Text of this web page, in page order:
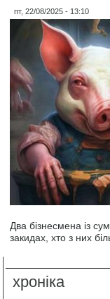
пт, 22/08/2025 - 13:10
Два бізнесмена із
закидах, хто з них
хроніка